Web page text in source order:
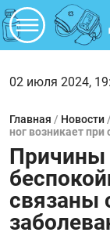
02 июля 2024,
Главная / Новости /
ног возникает
Причины
связаны